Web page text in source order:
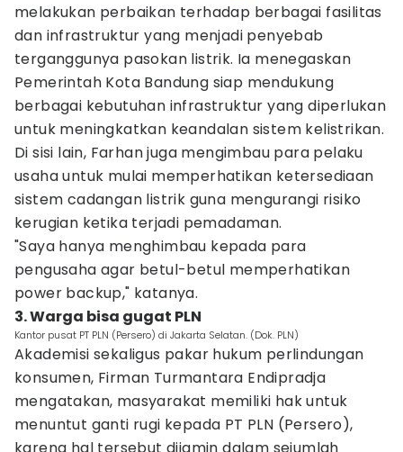
melakukan perbaikan terhadap berbagai fasilitas
dan infrastruktur yang menjadi penyebab
terganggunya pasokan listrik. Ia menegaskan
Pemerintah Kota Bandung siap mendukung
berbagai kebutuhan infrastruktur yang diperlukan
untuk meningkatkan keandalan sistem kelistrikan.
Di sisi lain, Farhan juga mengimbau para pelaku
usaha untuk mulai memperhatikan ketersediaan
sistem cadangan listrik guna mengurangi risiko
kerugian ketika terjadi pemadaman.
"Saya hanya menghimbau kepada para
pengusaha agar betul-betul memperhatikan
power backup," katanya.
3. Warga bisa gugat PLN
Kantor pusat PT PLN (Persero) di Jakarta Selatan. (Dok. PLN)
Akademisi sekaligus pakar hukum perlindungan
konsumen, Firman Turmantara Endipradja
mengatakan, masyarakat memiliki hak untuk
menuntut ganti rugi kepada PT PLN (Persero),